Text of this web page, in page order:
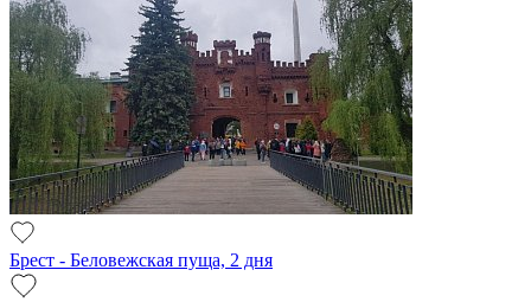
Брест - Беловежская пуща, 2 дня